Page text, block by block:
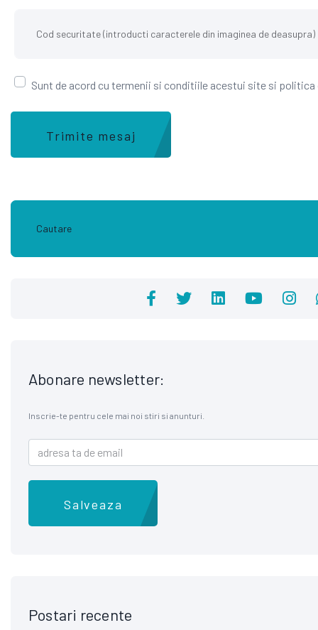
Sunt de acord cu termenii si conditiile acestui site si
Trimite mesaj
Abonare newsletter:
Inscrie-te pentru cele mai noi stiri si anunturi.
Salveaza
Postari recente